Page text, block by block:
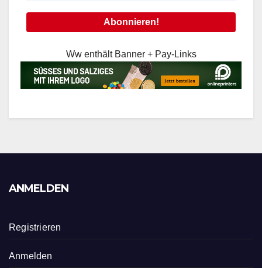
Ww enthält Banner + Pay-Links
ANMELDEN
Registrieren
Anmelden